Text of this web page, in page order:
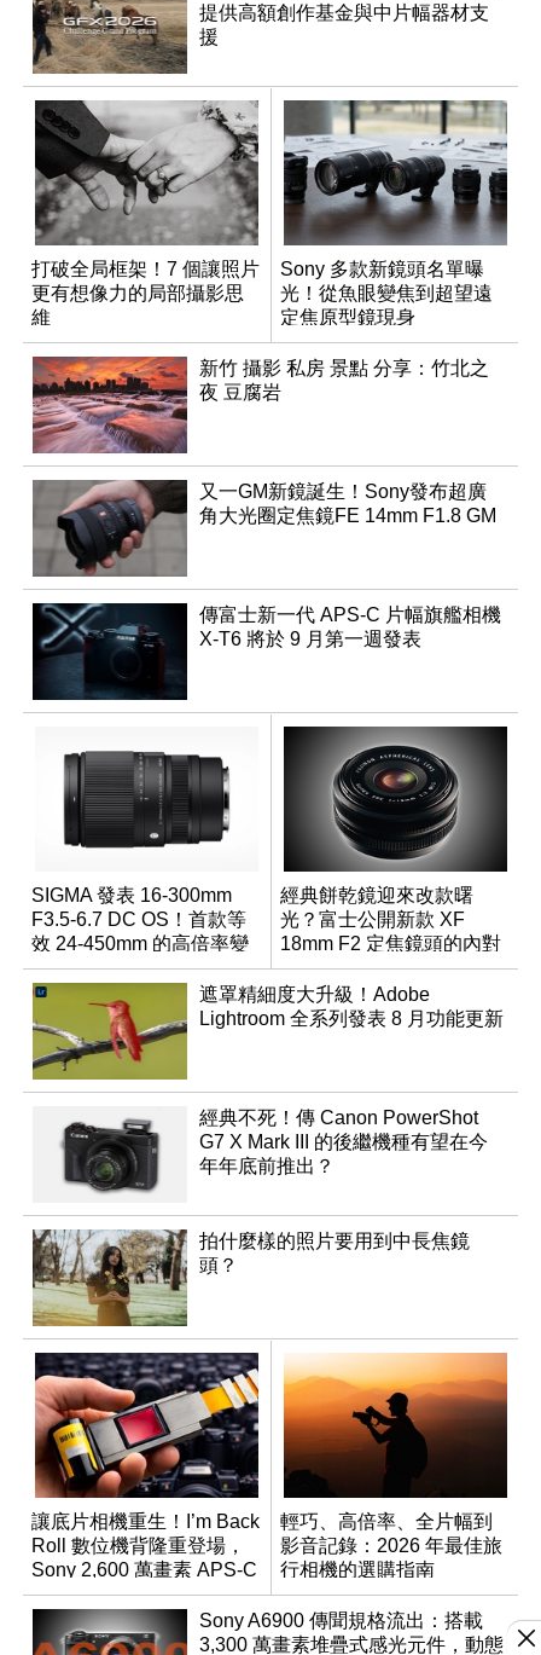
提供高額創作基金與中片幅器材支
援
打破全局框架！7 個讓照片
更有想像力的局部攝影思
維
Sony 多款新鏡頭名單曝
光！從魚眼變焦到超望遠
定焦原型鏡現身
新竹 攝影 私房 景點 分享：竹北之
夜 豆腐岩
又一GM新鏡誕生！Sony發布超廣
角大光圈定焦鏡FE 14mm F1.8 GM
傳富士新一代 APS-C 片幅旗艦相機
X-T6 將於 9 月第一週發表
SIGMA 發表 16-300mm
F3.5-6.7 DC OS！首款等
效 24-450mm 的高倍率變
焦旅遊鏡頭
經典餅乾鏡迎來改款曙
光？富士公開新款 XF
18mm F2 定焦鏡頭的內對
焦專利
遮罩精細度大升級！Adobe
Lightroom 全系列發表 8 月功能更新
經典不死！傳 Canon PowerShot
G7 X Mark III 的後繼機種有望在今
年年底前推出？
拍什麼樣的照片要用到中長焦鏡
頭？
讓底片相機重生！I’m Back
Roll 數位機背隆重登場，
Sony 2,600 萬畫素 APS-C
CMOS
輕巧、高倍率、全片幅到
影音記錄：2026 年最佳旅
行相機的選購指南
Sony A6900 傳聞規格流出：搭載
3,300 萬畫素堆疊式感光元件，動態